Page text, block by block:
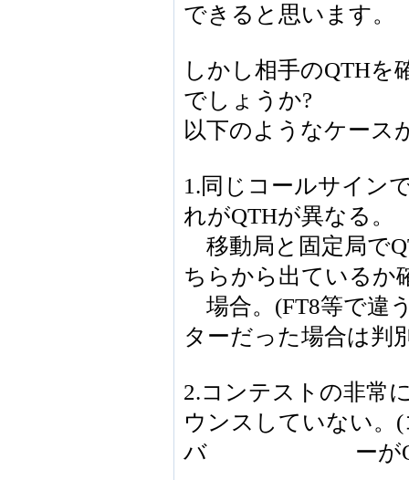
できると思います。
しかし相手のQTHを
でしょうか?
以下のようなケース
1.同じコールサイン
れがQTHが異なる。
移動局と固定局で
ちらから出ているか
場合。(FT8等で違
ターだった場合は判
2.コンテストの非常
ウンスしていない。
バ ーがQTHを